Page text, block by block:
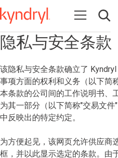
Open
Open
隐私与安全条款
该隐私与安全条款确立了
事项方面的权利和义务（以下简
本条款的公司间的工作说明书、
为其一部分（以下简称"交易文
中反映出的特定约定。
为方便起见，该网页允许供应商
框，并以此显示选定的条款。由